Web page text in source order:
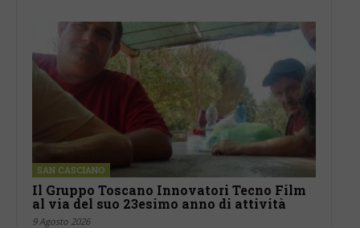
SAN CASCIANO
Il Gruppo Toscano Innovatori Tecno Film
al via del suo 23esimo anno di attività
9 Agosto 2026